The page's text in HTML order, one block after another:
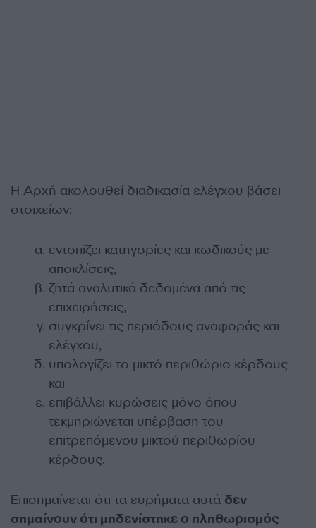
Η Αρχή ακολουθεί διαδικασία ελέγχου βάσει
στοιχείων:
εντοπίζει κατηγορίες και κωδικούς με
αποκλίσεις,
ζητά αναλυτικά δεδομένα από τις
επιχειρήσεις,
συγκρίνει τις περιόδους αναφοράς και
ελέγχου,
υπολογίζει το μικτό περιθώριο κέρδους
και
επιβάλλει κυρώσεις μόνο όπου
τεκμηριώνεται υπέρβαση του
επιτρεπόμενου μικτού περιθωρίου
κέρδους.
Επισημαίνεται ότι τα ευρήματα αυτά δεν
σημαίνουν ότι μηδενίστηκε ο πληθωρισμός